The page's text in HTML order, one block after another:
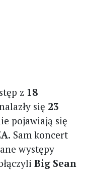
z 18
się 23
pojawiają się
Sam koncert
występy
Big Sean